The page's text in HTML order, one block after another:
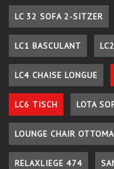
LC 32 SOFA 2-SITZER
LC1 BASCULANT
LC4 CHAISE LONGUE
LC6 TISCH LOTA
LOUNGE CHAIR
RELAXLIEGE 474